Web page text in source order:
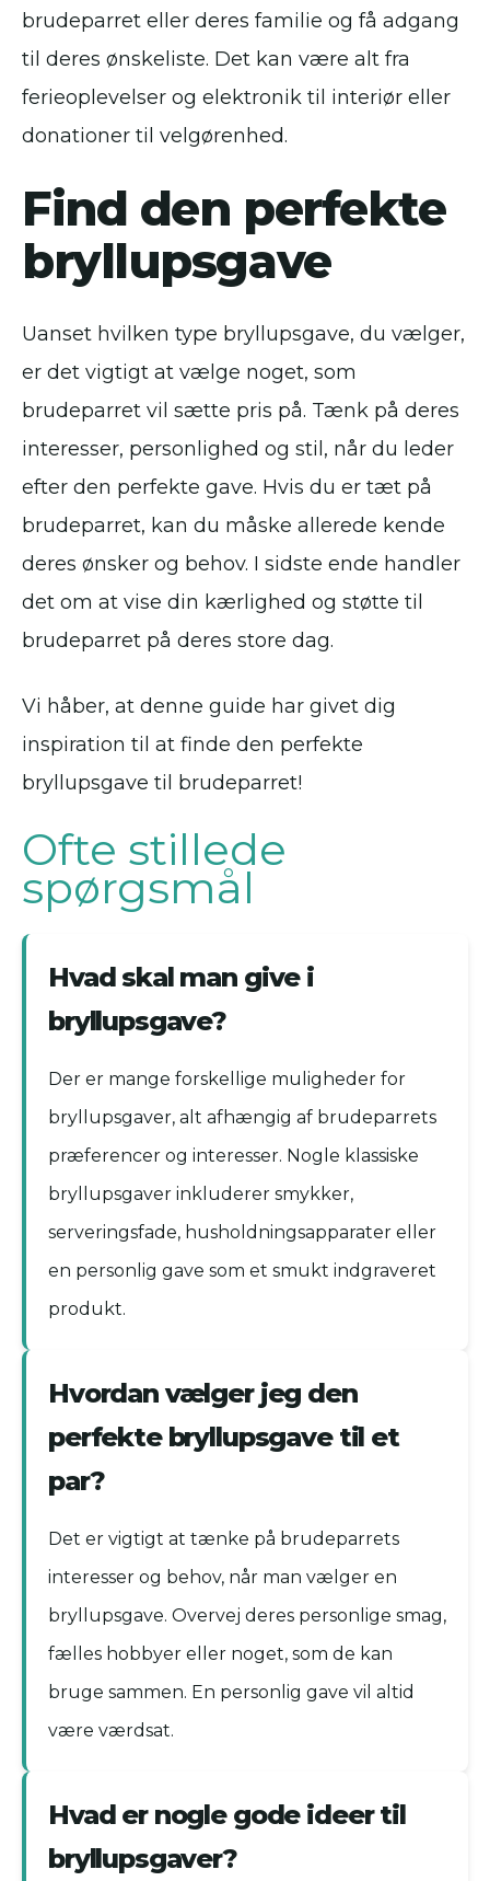
brudeparret eller deres familie og få adgang
til deres ønskeliste. Det kan være alt fra
ferieoplevelser og elektronik til interiør eller
donationer til velgørenhed.
Find den perfekte
bryllupsgave
Uanset hvilken type bryllupsgave, du vælger,
er det vigtigt at vælge noget, som
brudeparret vil sætte pris på. Tænk på deres
interesser, personlighed og stil, når du leder
efter den perfekte gave. Hvis du er tæt på
brudeparret, kan du måske allerede kende
deres ønsker og behov. I sidste ende handler
det om at vise din kærlighed og støtte til
brudeparret på deres store dag.
Vi håber, at denne guide har givet dig
inspiration til at finde den perfekte
bryllupsgave til brudeparret!
Ofte stillede
spørgsmål
Hvad skal man give i
bryllupsgave?
Der er mange forskellige muligheder for
bryllupsgaver, alt afhængig af brudeparrets
præferencer og interesser. Nogle klassiske
bryllupsgaver inkluderer smykker,
serveringsfade, husholdningsapparater eller
en personlig gave som et smukt indgraveret
produkt.
Hvordan vælger jeg den
perfekte bryllupsgave til et
par?
Det er vigtigt at tænke på brudeparrets
interesser og behov, når man vælger en
bryllupsgave. Overvej deres personlige smag,
fælles hobbyer eller noget, som de kan
bruge sammen. En personlig gave vil altid
være værdsat.
Hvad er nogle gode ideer til
bryllupsgaver?